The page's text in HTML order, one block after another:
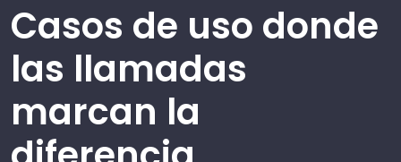
Casos de uso donde
las llamadas
marcan la